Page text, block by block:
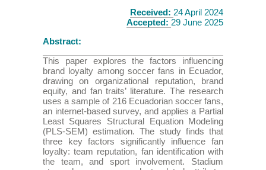
Received: 24 April 2024
Accepted: 29 June 2025
Abstract:
This paper explores the factors influencing
brand loyalty among soccer fans in Ecuador,
drawing on organizational reputation, brand
equity, and fan traits’ literature. The research
uses a sample of 216 Ecuadorian soccer fans,
an internet-based survey, and applies a Partial
Least Squares Structural Equation Modeling
(PLS-SEM) estimation. The study finds that
three key factors significantly influence fan
loyalty: team reputation, fan identification with
the team, and sport involvement. Stadium